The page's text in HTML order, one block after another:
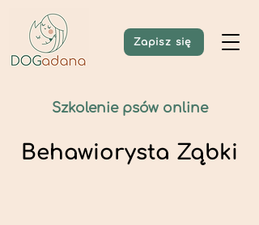
Zapisz się
Szkolenie psów online
Behawiorysta Ząbki